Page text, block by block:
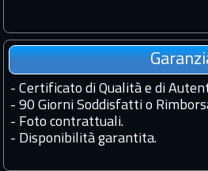
- Certificato di Qualità e di
- 90 Giorni Soddisfatti o
- Foto contrattuali.
- Disponibilità garantita.